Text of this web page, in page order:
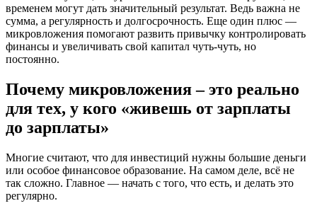
временем могут дать значительный результат. Ведь важна не
сумма, а регулярность и долгосрочность. Еще один плюс —
микровложения помогают развить привычку контролировать
финансы и увеличивать свой капитал чуть-чуть, но
постоянно.
Почему микровложения – это реально
для тех, у кого «живешь от зарплаты
до зарплаты»
Многие считают, что для инвестиций нужны большие деньги
или особое финансовое образование. На самом деле, всё не
так сложно. Главное — начать с того, что есть, и делать это
регулярно.